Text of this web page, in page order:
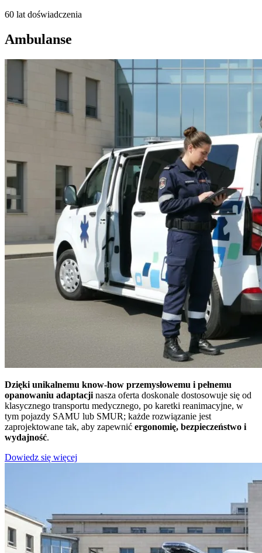
60 lat doświadczenia
Ambulanse
Dzięki unikalnemu know-how przemysłowemu i pełnemu
opanowaniu adaptacji nasza oferta doskonale dostosowuje się od
klasycznego transportu medycznego, po karetki reanimacyjne, w
tym pojazdy SAMU lub SMUR; każde rozwiązanie jest
zaprojektowane tak, aby zapewnić ergonomię, bezpieczeństwo i
wydajność.
Dowiedz się więcej